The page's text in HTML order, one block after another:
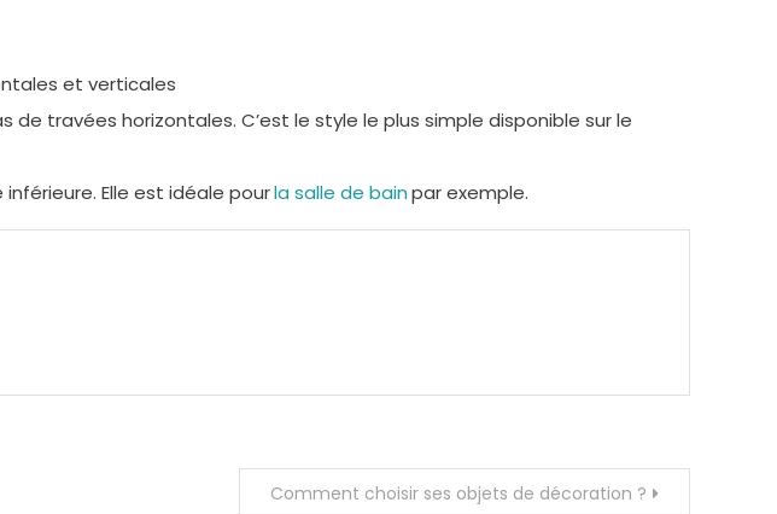
et verticales
de travées horizontales. C’est le style le plus simple disponible sur le
Elle est idéale pourla salle de bainpar exemple.
Comment choisir ses objets de décoration ?